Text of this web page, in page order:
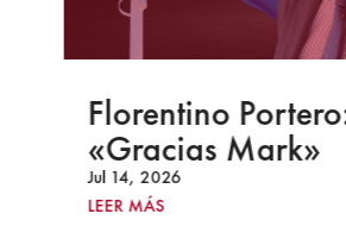
Florentino Portero:
«Gracias Mark»
Jul 14, 2026
LEER MÁS